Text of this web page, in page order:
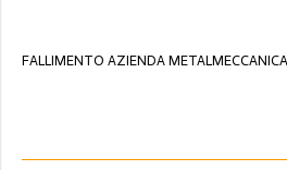
FALLIMENTO AZIENDA